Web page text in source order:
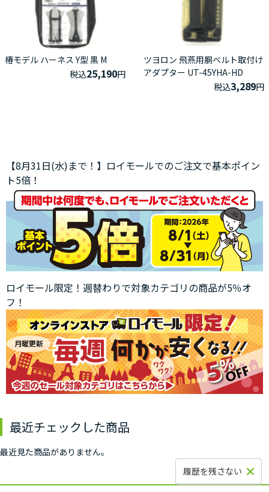
椿モデル ハーネス Y型 黒 M
税込25,190円
ツヨロン 飛燕用胴ベルト取付け
アダプター UT-45YHA-HD
税込3,289円
【8月31日(水)まで！】ロイモールでのご注文で基本ポイン
ト5倍！
ロイモール限定！週替わりで対象カテゴリの商品が5％オ
フ！
最近チェックした商品
最近見た商品がありません。
履歴を残さない